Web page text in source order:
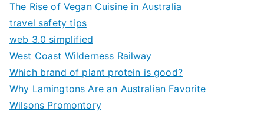
The Rise of Vegan Cuisine in Australia
travel safety tips
web 3.0 simplified
West Coast Wilderness Railway
Which brand of plant protein is good?
Why Lamingtons Are an Australian Favorite
Wilsons Promontory